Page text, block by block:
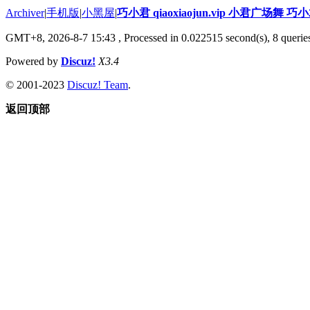
Archiver|手机版|小黑屋|巧小君 qiaoxiaojun.vip 小君广场舞 巧
GMT+8, 2026-8-7 15:43 , Processed in 0.022515 second(s), 8
Powered by Discuz! X3.4
© 2001-2023 Discuz! Team.
返回顶部